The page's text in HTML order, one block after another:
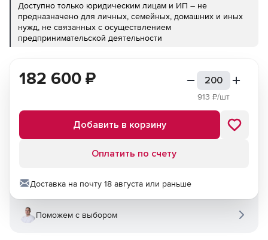
Доступно только юридическим лицам и ИП – не
предназначено для личных, семейных, домашних и иных
нужд, не связанных с осуществлением
предпринимательской деятельности
182 600 ₽
913 ₽/шт
Добавить в корзину
Оплатить по счету
Доставка на почту 18 августа или раньше
Поможем с выбором